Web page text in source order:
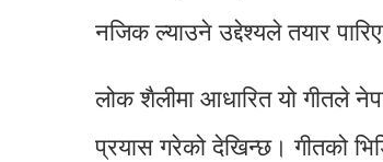
नजिक ल्याउने उद्देश्यले तयार
लोक शैलीमा आधारित यो गीतले
प्रयास गरेको देखिन्छ। गीतको